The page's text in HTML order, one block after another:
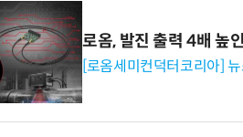
로옴, 발진 출력 4배 높
[로옴세미컨덕터코리아]